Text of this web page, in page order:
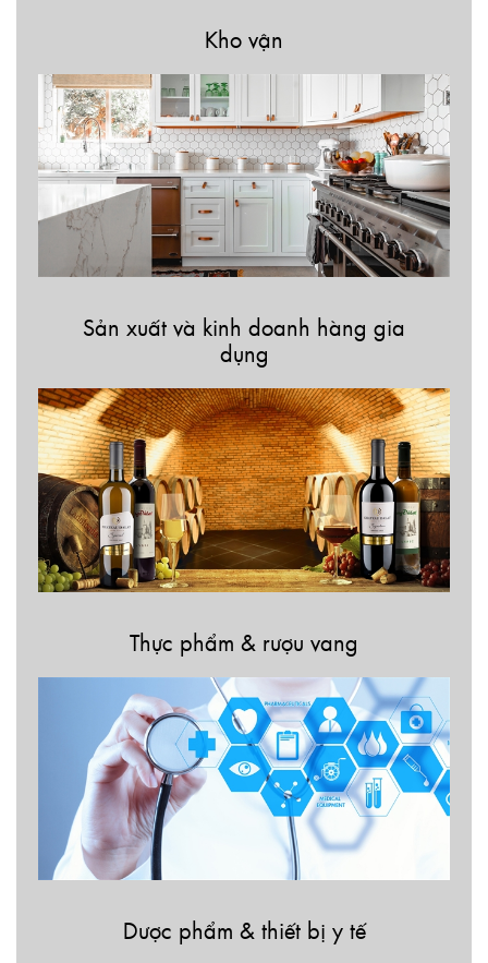
Kho vận
Sản xuất và kinh doanh hàng gia
dụng
Thực phẩm & rượu vang
Dược phẩm & thiết bị y tế